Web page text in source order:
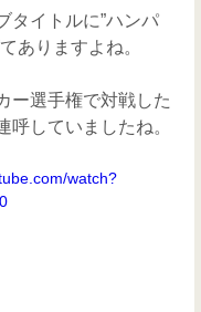
タイトルに”ハンパ
ありますよね。
ー選手権で対戦した
呼していましたね。
watch?